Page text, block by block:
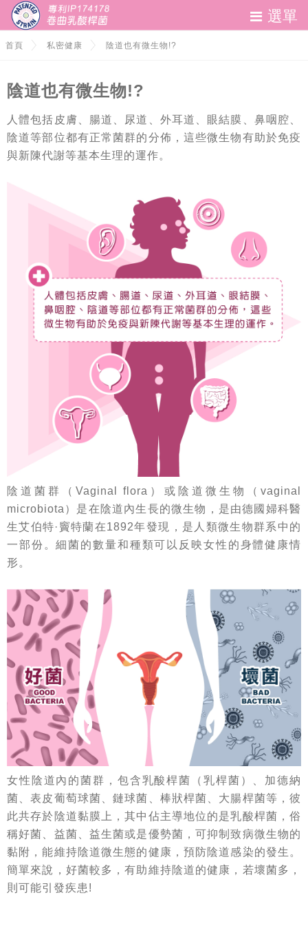
選單
妹妹問題救星
私密健康
首頁 私密健康 陰道也有微生物!?
陰道也有微生物!?
人體包括皮膚、腸道、尿道、外耳道、眼結膜、鼻咽腔、
陰道等部位都有正常菌群的分佈，這些微生物有助於免疫
與新陳代謝等基本生理的運作。
陰道菌群（Vaginal flora）或陰道微生物（vaginal
microbiota）是在陰道內生長的微生物，是由德國婦科醫
生艾伯特·竇特蘭在1892年發現，是人類微生物群系中的
一部份。細菌的數量和種類可以反映女性的身體健康情
形。
女性陰道內的菌群，包含乳酸桿菌（乳桿菌）、加德納
菌、表皮葡萄球菌、鏈球菌、棒狀桿菌、大腸桿菌等，彼
此共存於陰道黏膜上，其中佔主導地位的是乳酸桿菌，俗
稱好菌、益菌、益生菌或是優勢菌，可抑制致病微生物的
黏附，能維持陰道微生態的健康，預防陰道感染的發生。
簡單來說，好菌較多，有助維持陰道的健康，若壞菌多，
則可能引發疾患!